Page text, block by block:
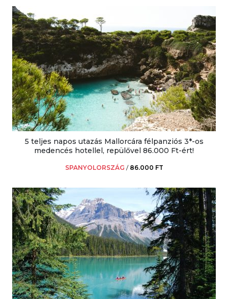
5 teljes napos utazás Mallorcára félpanziós 3*-os
medencés hotellel, repülővel 86.000 Ft-ért!
SPANYOLORSZÁG / 86.000 FT